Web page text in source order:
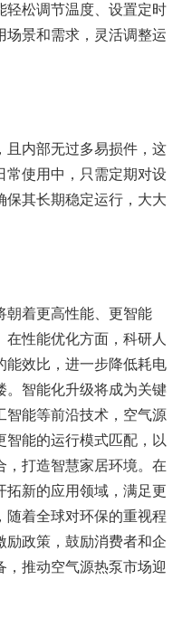
轻松调节温度、设置定时
场景和需求，灵活调整运
内部无过多易损件，这
常使用中，只需定期对设
保其长期稳定运行，大大
着更高性能、更智能
性能优化方面，科研人
能效比，进一步降低耗电
。智能化升级将成为关键
智能等前沿技术，空气源
智能的运行模式匹配，以
，打造智慧家居环境。在
拓新的应用领域，满足更
随着全球对环保的重视程
励政策，鼓励消费者和企
，推动空气源热泵市场迎